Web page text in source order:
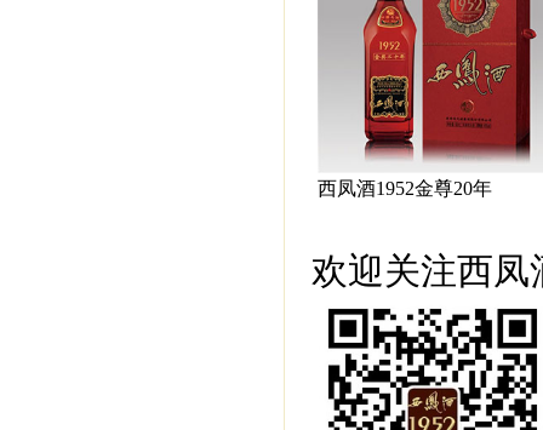
西凤酒1952金尊20年
欢迎关注西凤